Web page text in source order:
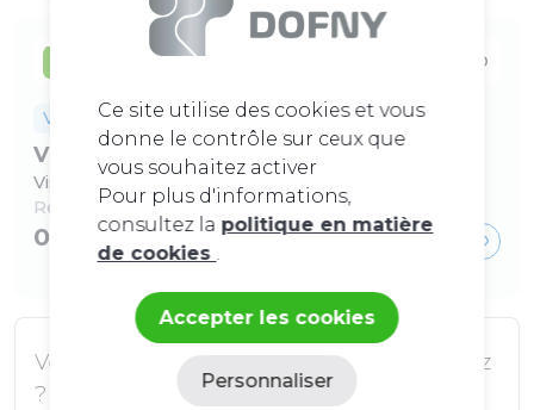
Visserie Bonne affaire
Vis oblongues
Vis oblong 8 l50 ac Ez
Ref :
616090850
0,61 €
Vous ne trouvez pas ce que vous cherchez
?
Ce site utilise des cookies et vous
donne le contrôle sur ceux que
vous souhaitez activer
Pour plus d'informations,
consultez la politique en matière
de cookies .
Accepter les cookies
Personnaliser